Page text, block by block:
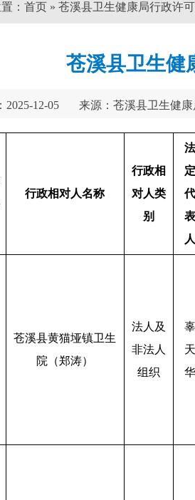
： 首页 » 苍溪县卫生健康局行政许
苍溪县卫生健
2025-12-05 来源：苍溪县卫生健康
行政相对人名称
行政相
对人类
别
法
定
代
表
人
苍溪县黄猫垭镇卫生
院（郑涛）
法人及
非法人
组织
辜
天
华